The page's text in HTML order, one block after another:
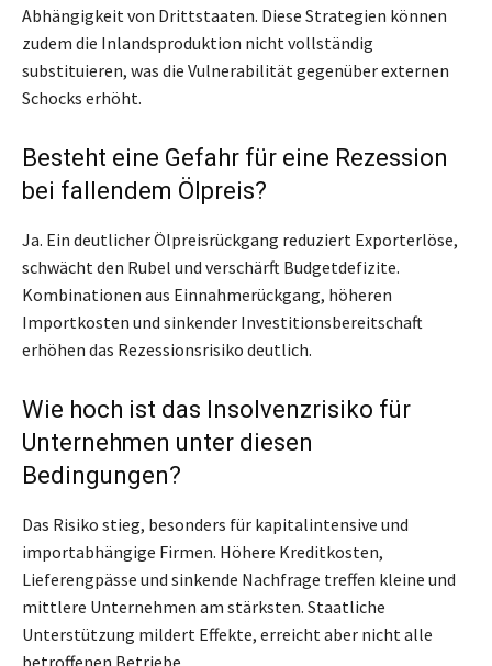
Abhängigkeit von Drittstaaten. Diese Strategien können
zudem die Inlandsproduktion nicht vollständig
substituieren, was die Vulnerabilität gegenüber externen
Schocks erhöht.
Besteht eine Gefahr für eine Rezession
bei fallendem Ölpreis?
Ja. Ein deutlicher Ölpreisrückgang reduziert Exporterlöse,
schwächt den Rubel und verschärft Budgetdefizite.
Kombinationen aus Einnahmerückgang, höheren
Importkosten und sinkender Investitionsbereitschaft
erhöhen das Rezessionsrisiko deutlich.
Wie hoch ist das Insolvenzrisiko für
Unternehmen unter diesen
Bedingungen?
Das Risiko stieg, besonders für kapitalintensive und
importabhängige Firmen. Höhere Kreditkosten,
Lieferengpässe und sinkende Nachfrage treffen kleine und
mittlere Unternehmen am stärksten. Staatliche
Unterstützung mildert Effekte, erreicht aber nicht alle
betroffenen Betriebe.